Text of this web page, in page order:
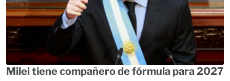
Milei tiene compañero de fórmula para 2027